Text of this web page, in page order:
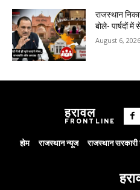
राजस्थान
बोले- पार्षदों
August 6, 2026
हरावल
FRONTLINE
होम राजस्थान न्यूज राजस्थान सरकारी